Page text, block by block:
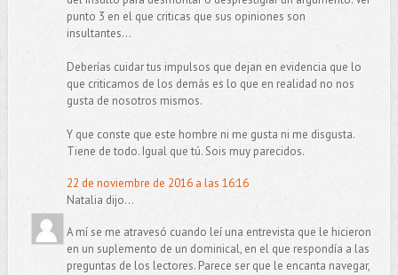
punto 3 en el que criticas que sus opiniones son
insultantes...
Deberías cuidar tus impulsos que dejan en evidencia que lo
que criticamos de los demás es lo que en realidad no nos
gusta de nosotros mismos.
Y que conste que este hombre ni me gusta ni me disgusta.
Tiene de todo. Igual que tú. Sois muy parecidos.
22 de noviembre de 2016 a las 16:16
Natalia dijo...
A mí se me atravesó cuando leí una entrevista que le hicieron
en un suplemento de un dominical, en el que respondía a las
preguntas de los lectores. Parece ser que le encanta navegar,